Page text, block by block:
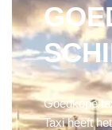
Goedkope
Taxi heeft